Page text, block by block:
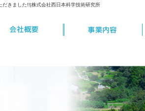
だきました!!|株式会社西日本科学技術研究所